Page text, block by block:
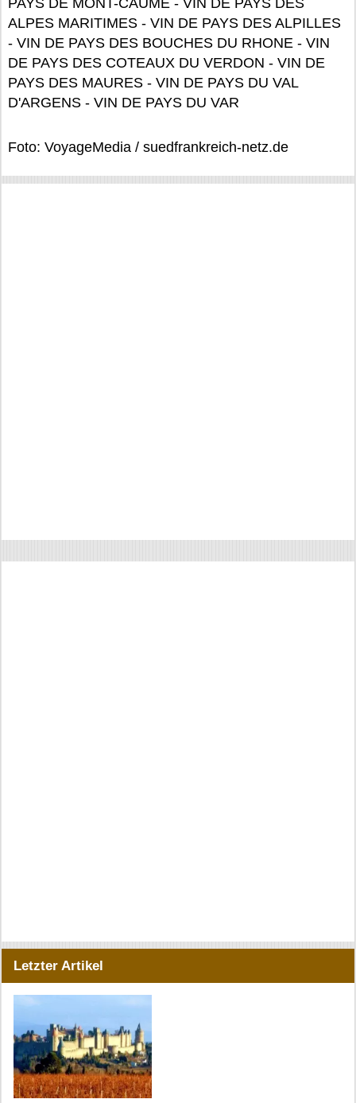
PAYS DE MONT-CAUME - VIN DE PAYS DES
ALPES MARITIMES - VIN DE PAYS DES ALPILLES
- VIN DE PAYS DES BOUCHES DU RHONE - VIN
DE PAYS DES COTEAUX DU VERDON - VIN DE
PAYS DES MAURES - VIN DE PAYS DU VAL
D'ARGENS - VIN DE PAYS DU VAR
Foto: VoyageMedia / suedfrankreich-netz.de
Letzter Artikel